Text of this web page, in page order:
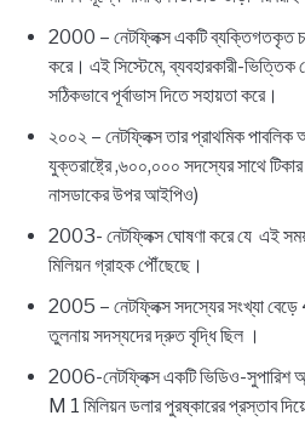
2000 – নেটফ্লিক্স একটি ব্যক্তিগতকৃত
করে। এই সিস্টেমে, ব্যবহারকারী-ভিত্তিক
সঠিকভাবে পূর্বাভাস দিতে সহায়তা করে।
২০০২ – নেটফ্লিক্স তার প্রাথমিক পাবলিক
যুক্তরাষ্ট্রে ,৬০০,০০০ সদস্যের সাথে
নাসডাকের উপর আইপিও)
2003- নেটফ্লিক্স ঘোষণা করে যে এই
মিলিয়ন গ্রাহক পৌঁছেছে।
2005 – নেটফ্লিক্স সদস্যের সংখ্যা বেড়ে
তুলনায় সদস্যদের দ্রুত বৃদ্ধি ছিল ।
2006-নেটফ্লিক্স একটি ভিডিও-সুপারিশ
M 1 মিলিয়ন ডলার পুরষ্কারের প্রস্তাব